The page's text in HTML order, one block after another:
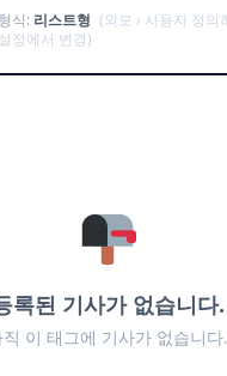
식: 리스트형 (외모 › 사용자 정의
정에서 변경)
록된 기사가 없습니다.
직 이 태그에 기사가 없습니다.